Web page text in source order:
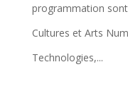
programmation
Cultures et Arts
Technologies,...